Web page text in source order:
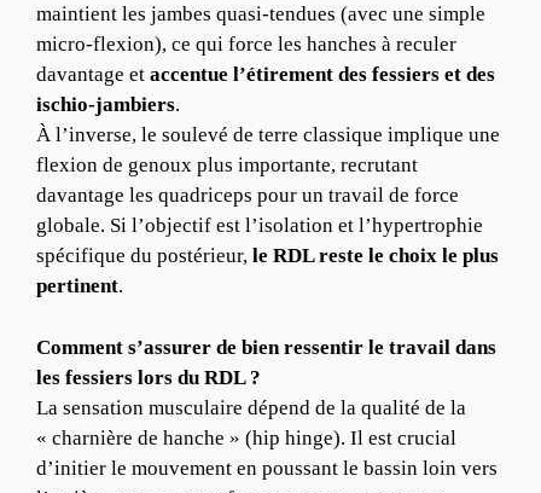
maintient les jambes quasi-tendues (avec une simple
micro-flexion), ce qui force les hanches à reculer
davantage et accentue l’étirement des fessiers et des
ischio-jambiers.
À l’inverse, le soulevé de terre classique implique une
flexion de genoux plus importante, recrutant
davantage les quadriceps pour un travail de force
globale. Si l’objectif est l’isolation et l’hypertrophie
spécifique du postérieur, le RDL reste le choix le plus
pertinent.
Comment s’assurer de bien ressentir le travail dans
les fessiers lors du RDL ?
La sensation musculaire dépend de la qualité de la
« charnière de hanche » (hip hinge). Il est crucial
d’initier le mouvement en poussant le bassin loin vers